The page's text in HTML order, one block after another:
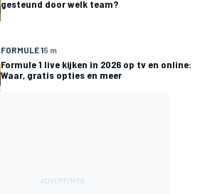
gesteund door welk team?
FORMULE 15 m
Formule 1 live kijken in 2026 op tv en online:
Waar, gratis opties en meer